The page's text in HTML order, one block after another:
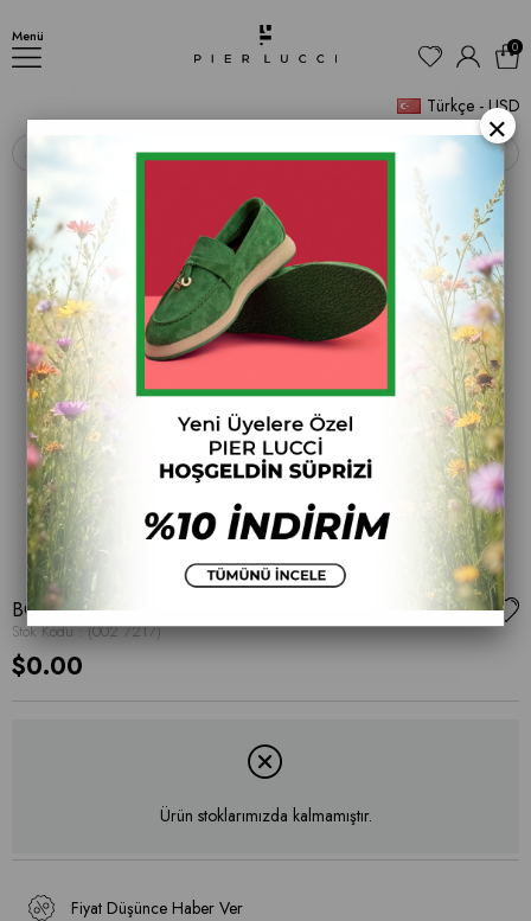
Menü
Türkçe - USD
0
‹ ›
BOT
Stok Kodu (002 7217)
$0.00
Ürün stoklarımızda kalmamıştır.
Fiyat Düşünce Haber Ver
×